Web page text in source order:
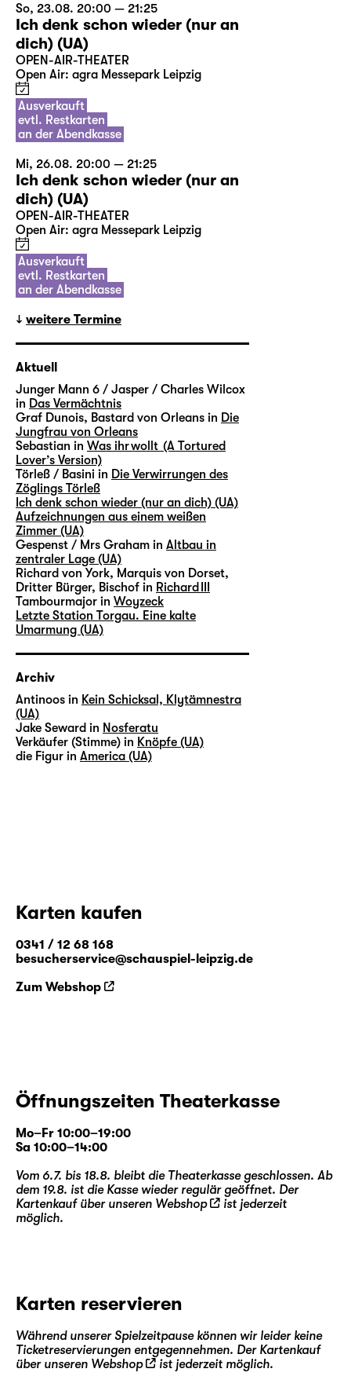
So, 23.08. 20:00 — 21:25
Ich denk schon wieder (nur an
dich) (UA)
OPEN-AIR-THEATER
Open Air: agra Messepark Leipzig
Ausverkauft
evtl. Restkarten
an der Abendkasse
Mi, 26.08. 20:00 — 21:25
Ich denk schon wieder (nur an
dich) (UA)
OPEN-AIR-THEATER
Open Air: agra Messepark Leipzig
Ausverkauft
evtl. Restkarten
an der Abendkasse
weitere Termine
Aktuell
Junger Mann 6 / Jasper / Charles Wilcox
in Das Vermächtnis
Graf Dunois, Bastard von Orleans in Die
Jungfrau von Orleans
Sebastian in Was ihr wollt (A Tortured
Lover’s Version)
Törleß / Basini in Die Verwirrungen des
Zöglings Törleß
Ich denk schon wieder (nur an dich) (UA)
Aufzeichnungen aus einem weißen
Zimmer (UA)
Gespenst / Mrs Graham in Altbau in
zentraler Lage (UA)
Richard von York, Marquis von Dorset,
Dritter Bürger, Bischof in Richard III
Tambourmajor in Woyzeck
Letzte Station Torgau. Eine kalte
Umarmung (UA)
Archiv
Antinoos in Kein Schicksal, Klytämnestra
(UA)
Jake Seward in Nosferatu
Verkäufer (Stimme) in Knöpfe (UA)
die Figur in America (UA)
Karten kaufen
0341 / 12 68 168
besucherservice@schauspiel-leipzig.de
Zum Webshop
Öffnungszeiten Theaterkasse
Mo–Fr 10:00–19:00
Sa 10:00–14:00
Vom 6.7. bis 18.8. bleibt die Theaterkasse geschlossen. Ab
dem 19.8. ist die Kasse wieder regulär geöffnet. Der
Kartenkauf über unseren Webshop
ist jederzeit
möglich.
Karten reservieren
Während unserer Spielzeitpause können wir leider keine
Ticketreservierungen entgegennehmen. Der Kartenkauf
über unseren Webshop ist jederzeit möglich.